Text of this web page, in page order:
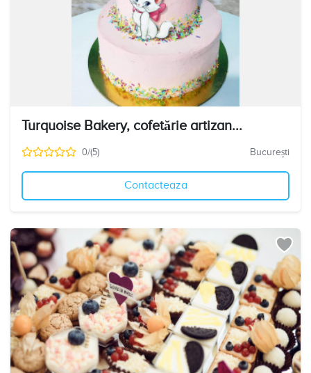
Turquoise Bakery, cofetărie artizan...
0/(5) București
Contacteaza